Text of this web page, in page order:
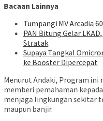
Bacaan Lainnya
Tumpangi MV Arcadia
PAN Bitung Gelar
Stratak
Supaya Tangkal
ke Booster Dipercepat
Menurut Andaki, Program ini
memberi pemahaman
menjaga lingkungan sekitar
maupun banjir.